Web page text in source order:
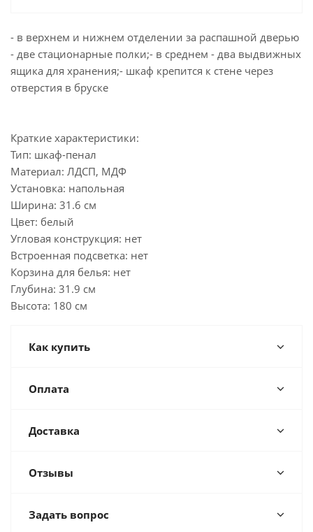
- в верхнем и нижнем отделении за распашной дверью
- две стационарные полки;- в среднем - два выдвижных
ящика для хранения;- шкаф крепится к стене через
отверстия в бруске
Краткие характеристики:
Тип: шкаф-пенал
Материал: ЛДСП, МДФ
Установка: напольная
Ширина: 31.6 см
Цвет: белый
Угловая конструкция: нет
Встроенная подсветка: нет
Корзина для белья: нет
Глубина: 31.9 см
Высота: 180 см
Как купить
Оплата
Доставка
Отзывы
Задать вопрос